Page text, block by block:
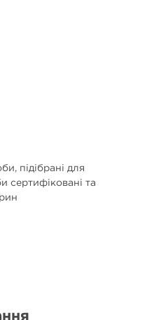
підібрані для
сертифіковані та